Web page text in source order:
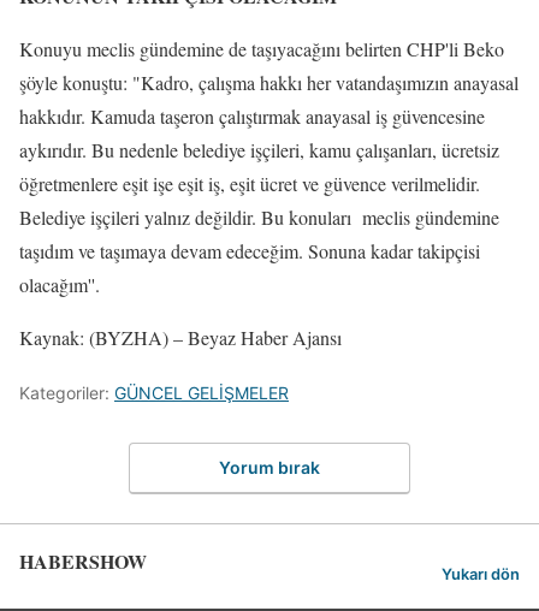
Konuyu meclis gündemine de taşıyacağını belirten CHP'li Beko
şöyle konuştu: "Kadro, çalışma hakkı her vatandaşımızın anayasal
hakkıdır. Kamuda taşeron çalıştırmak anayasal iş güvencesine
aykırıdır. Bu nedenle belediye işçileri, kamu çalışanları, ücretsiz
öğretmenlere eşit işe eşit iş, eşit ücret ve güvence verilmelidir.
Belediye işçileri yalnız değildir. Bu konuları meclis gündemine
taşıdım ve taşımaya devam edeceğim. Sonuna kadar takipçisi
olacağım''.
Kaynak: (BYZHA) – Beyaz Haber Ajansı
Kategoriler: GÜNCEL GELİŞMELER
Yorum bırak
HABERSHOW Yukarı dön